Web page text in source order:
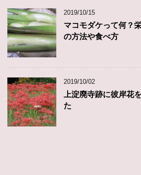
2019/10/15
マコモダケって何？
の方法や食べ方
2019/10/02
上淀廃寺跡に彼岸花
た